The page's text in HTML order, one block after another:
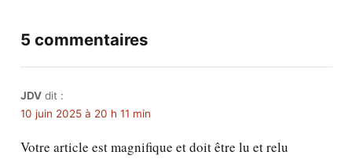
5 commentaires
JDV dit :
10 juin 2025 à 20 h 11 min
Votre article est magnifique et doit être lu et relu